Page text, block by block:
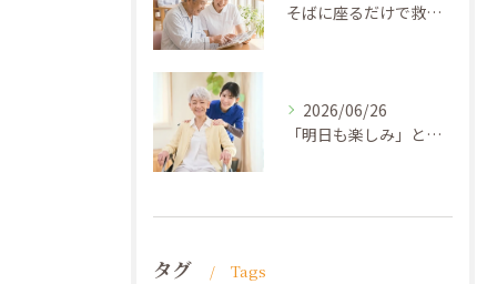
そばに座るだけで救われる ─ 「放っておかれない安心」を届ける介護
2026/06/26
「明日も楽しみ」と思える介護 ─ケアプランの先にあるゴール
タグ Tags